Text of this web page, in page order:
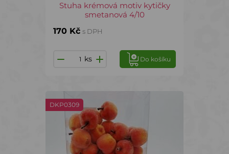
Stuha krémová motiv kytičky
smetanová 4/10
170 Kč s DPH
ks Do košíku
DKP0309